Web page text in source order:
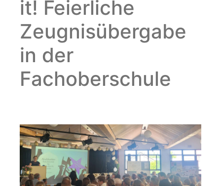
it! Feierliche
Zeugnisübergabe
in der
Fachoberschule